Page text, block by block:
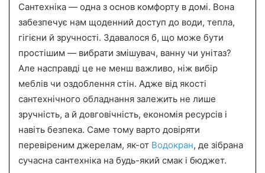
d
a
n
e
m
a
i
Сантехніка — одна з основ комфорту в домі. Вона
забезпечує нам щоденний доступ до води, тепла,
гігієни й зручності. Здавалося б, що може бути
простішим — вибрати змішувач, ванну чи унітаз?
Але насправді це не менш важливо, ніж вибір
меблів чи оздоблення стін. Адже від якості
сантехнічного обладнання залежить не лише
зручність, а й довговічність, економія ресурсів і
навіть безпека. Саме тому варто довіряти
перевіреним джерелам, як-от Водокран, де зібрана
сучасна сантехніка на будь-який смак і бюджет.